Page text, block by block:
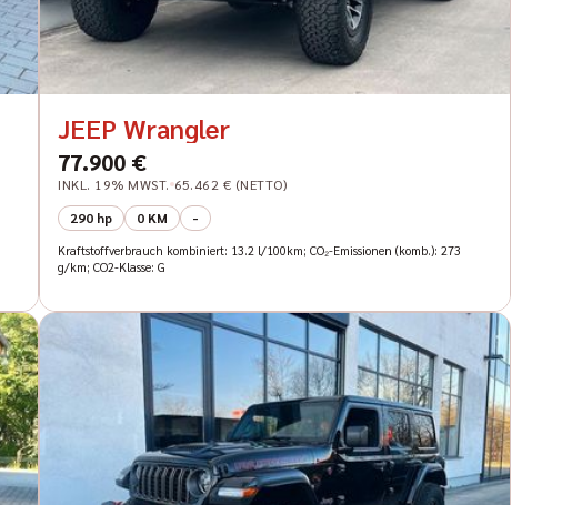
JEEP Wrangler
77.900 €
INKL. 19% MWST. 65.462 € (NETTO)
290 hp
0 KM -
Kraftstoffverbrauch kombiniert: 13.2 l/100km; CO₂-Emissionen (komb.): 273
g/km; CO2-Klasse: G